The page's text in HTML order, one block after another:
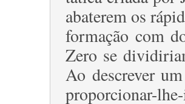
abaterem os
formação com
Zero se
Ao descrever
proporcionar-